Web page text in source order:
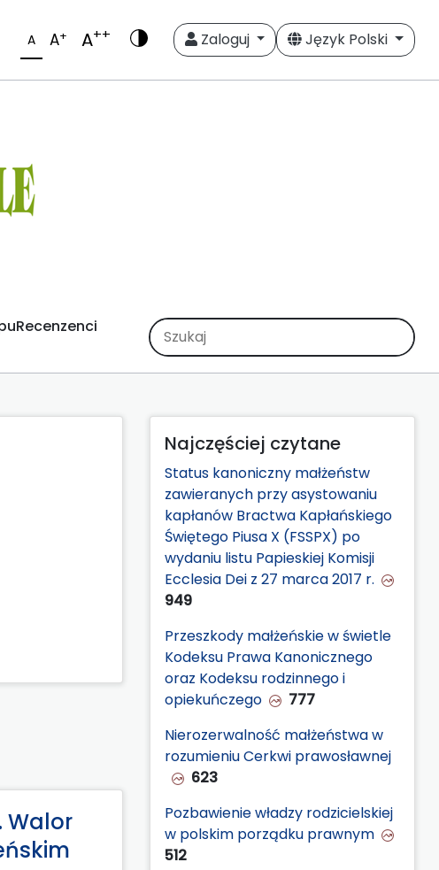
A A+ A++ Zaloguj Język Polski
Recenzenci
Walor
Najczęściej czytane
Status kanoniczny małżeństw
zawieranych przy asystowaniu
kapłanów Bractwa Kapłańskiego
Świętego Piusa X (FSSPX) po
wydaniu listu Papieskiej Komisji
Ecclesia Dei z 27 marca 2017 r.
949
Przeszkody małżeńskie w świetle
Kodeksu Prawa Kanonicznego
oraz Kodeksu rodzinnego i
opiekuńczego
777
Nierozerwalność małżeństwa w
rozumieniu Cerkwi prawosławnej
623
Pozbawienie władzy rodzicielskiej
w polskim porządku prawnym
512